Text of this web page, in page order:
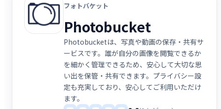
フォトバケット
Photobucket
Photobucketは、写真や動画の保存・共有サ
ービスです。誰が自分の画像を閲覧できるか
を細かく管理できるため、安心して大切な思
い出を保管・共有できます。プライバシー設
定も充実しており、安心してご利用いただけ
ます。